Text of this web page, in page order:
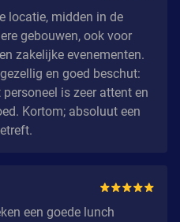
locatie, midden in de
gebouwen, ook voor
zakelijke evenementen.
en goed beschut:
is zeer attent en
Kortom; absoluut een
een goede lunch